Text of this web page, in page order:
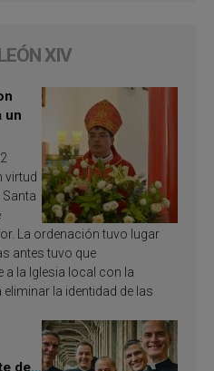
XIV
un
virtud
Santa
La ordenación tuvo lugar
antes tuvo que
la Iglesia local con la
la identidad de las